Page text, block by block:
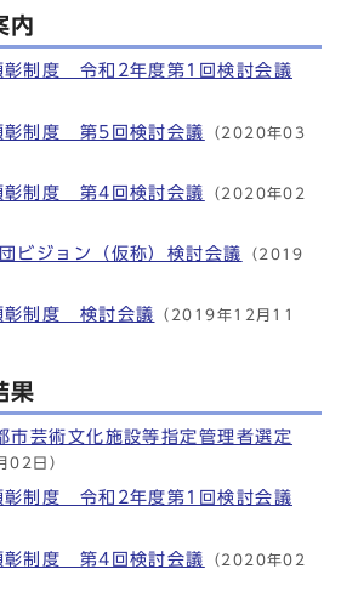
内
彰制度 令和2年度第1回検討会議
彰制度 第5回検討会議 （2020年03
彰制度 第4回検討会議
（2020年02
ビジョン（仮称）検討会議
（2019
彰制度 検討会議
（2019年12月11
果
市芸術文化施設等指定管理者選定
02日）
彰制度 令和2年度第1回検討会議
彰制度 第4回検討会議 （2020年02